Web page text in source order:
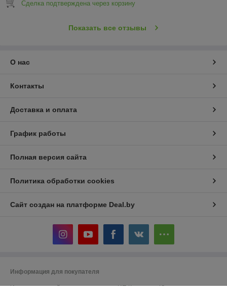
Сделка подтверждена через корзину
Показать все отзывы
О нас
Контакты
Доставка и оплата
График работы
Полная версия сайта
Политика обработки cookies
Сайт создан на платформе Deal.by
Информация для покупателя
Индивидуальный предприниматель:ИП Кошелева Юлия